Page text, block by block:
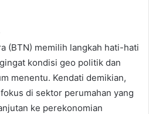
(BTN) memilih langkah hati-hati
kondisi geo politik dan
menentu. Kendati demikian,
di sektor perumahan yang
ke perekonomian